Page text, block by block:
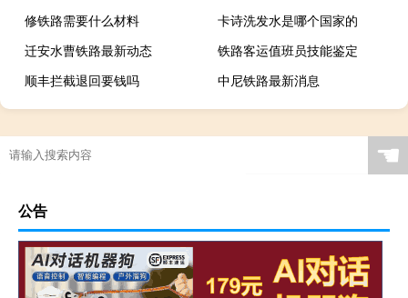
修铁路需要什么材料
卡诗洗发水是哪个国家的
迁安水曹铁路最新动态
铁路客运值班员技能鉴定
顺丰拦截退回要钱吗
中尼铁路最新消息
☚
公告